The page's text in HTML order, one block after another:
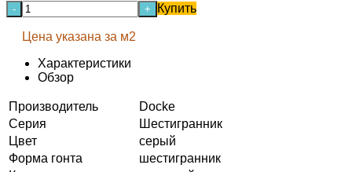
- + Купить
Цена указана за м2
Характеристики
Обзор
Производитель
Docke
Серия
Шестигранник
Цвет
серый
Форма гонта
шестигранник